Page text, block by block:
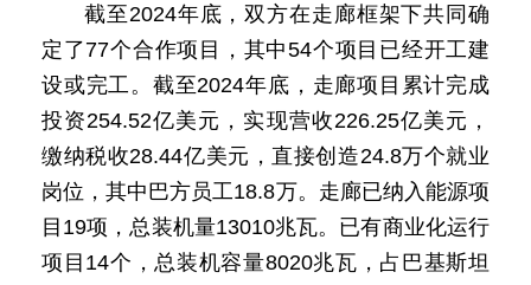
截至2024年底，双方在走廊框架下共同确
定了77个合作项目，其中54个项目已经开工建
设或完工。截至2024年底，走廊项目累计完成
投资254.52亿美元，实现营收226.25亿美元，
缴纳税收28.44亿美元，直接创造24.8万个就业
岗位，其中巴方员工18.8万。走廊已纳入能源项
目19项，总装机量13010兆瓦。已有商业化运行
项目14个，总装机容量8020兆瓦，占巴基斯坦